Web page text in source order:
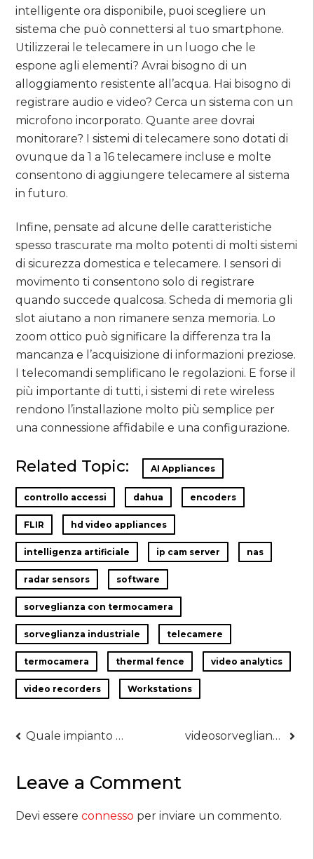
intelligente ora disponibile, puoi scegliere un
sistema che può connettersi al tuo smartphone.
Utilizzerai le telecamere in un luogo che le
espone agli elementi? Avrai bisogno di un
alloggiamento resistente all’acqua. Hai bisogno di
registrare audio e video? Cerca un sistema con un
microfono incorporato. Quante aree dovrai
monitorare? I sistemi di telecamere sono dotati di
ovunque da 1 a 16 telecamere incluse e molte
consentono di aggiungere telecamere al sistema
in futuro.
Infine, pensate ad alcune delle caratteristiche
spesso trascurate ma molto potenti di molti sistemi
di sicurezza domestica e telecamere. I sensori di
movimento ti consentono solo di registrare
quando succede qualcosa. Scheda di memoria gli
slot aiutano a non rimanere senza memoria. Lo
zoom ottico può significare la differenza tra la
mancanza e l’acquisizione di informazioni preziose.
I telecomandi semplificano le regolazioni. E forse il
più importante di tutti, i sistemi di rete wireless
rendono l’installazione molto più semplice per
una connessione affidabile e una configurazione.
Related Topic: AI Appliances
controllo accessi dahua encoders
FLIR hd video appliances
intelligenza artificiale ip cam server nas
radar sensors software
sorveglianza con termocamera
sorveglianza industriale telecamere
termocamera thermal fence video analytics
video recorders Workstations
Navigazione
Quale impianto di videosorveglianza scegliere videosorveglianza wifi
Leave a Comment
Devi essereconnesso per inviare un commento.